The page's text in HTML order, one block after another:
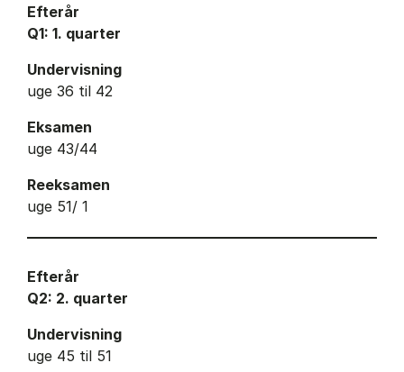
Efterår
Q1: 1. quarter
Undervisning
uge 36 til 42
Eksamen
uge 43/44
Reeksamen
uge 51/ 1
Efterår
Q2: 2. quarter
Undervisning
uge 45 til 51